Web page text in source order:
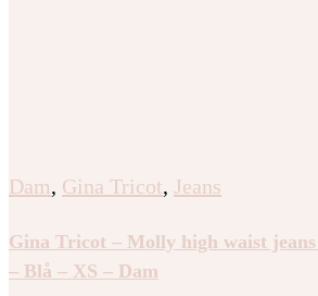
Dam, Gina Tricot, Jeans
Gina Tricot – Molly high waist
– Blå – XS – Dam